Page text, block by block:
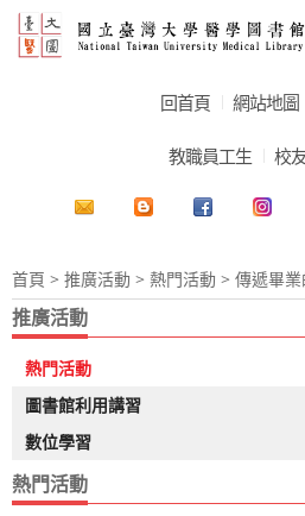
回首頁 網站地圖
教職員工生 校
首頁 > 推廣活動 > 熱門活動 > 傳遞畢
推廣活動
熱門活動
圖書館利用講習
數位學習
熱門活動